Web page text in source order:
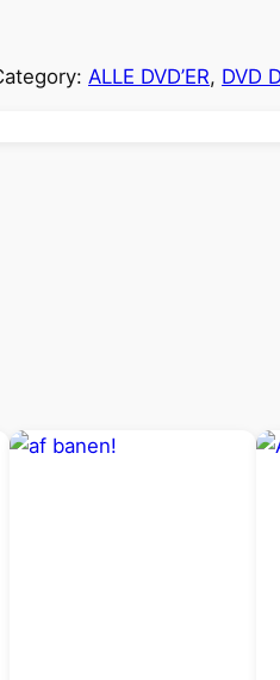
ALLE DVD’ER, DVD